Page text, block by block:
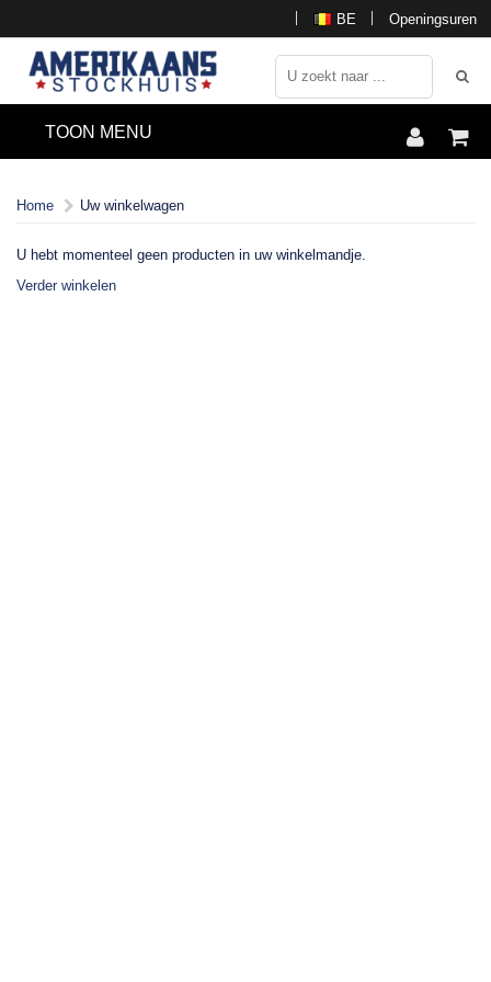
Openingsuren
BE
TOON MENU
Home Uw winkelwagen
U hebt momenteel geen producten in uw winkelmandje.
Verder winkelen